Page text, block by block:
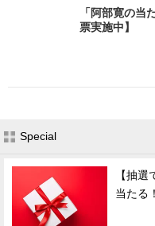
「阿部寛の当
票実施中】
Special
【抽
当たる